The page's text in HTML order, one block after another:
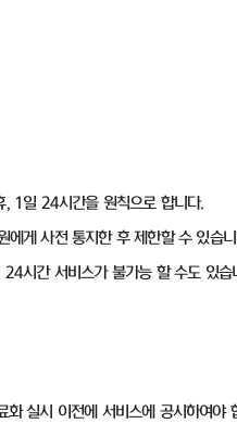
, 1일 24시간을 원칙으로 합니다.
에게 사전 통지한 후 제한할 수 있습
시간 서비스가 불가능 할 수도 있습
실시 이전에 서비스에 공시하여야